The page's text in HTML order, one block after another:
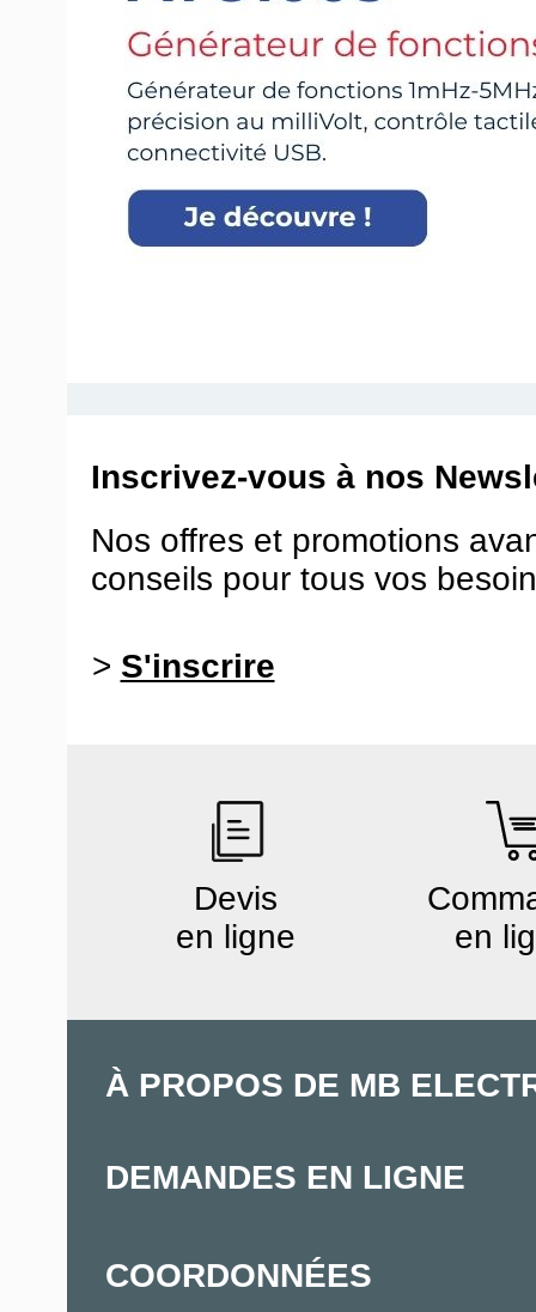
Inscrivez-vous à nos
Nos offres et promotions
conseils pour tous vos
> S'inscrire
Devis
en ligne
en
À PROPOS DE MB
DEMANDES EN LIGNE
COORDONNÉES